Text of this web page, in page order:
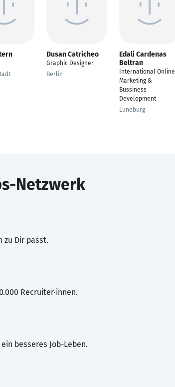
Dusan Catricheo
Graphic Designer
Berlin
Edali Cardenas
Beltran
International Online
Marketing &
Bussiness
Development
Lüneburg
Netzwerk
zu Dir passt.
Recruiter·innen.
besseres Job-Leben.